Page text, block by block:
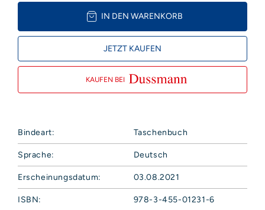
IN DEN WARENKORB
JETZT KAUFEN
KAUFEN BEI
Bindeart: Taschenbuch
Sprache: Deutsch
Erscheinungsdatum: 03.08.2021
ISBN: 978-3-455-01231-6